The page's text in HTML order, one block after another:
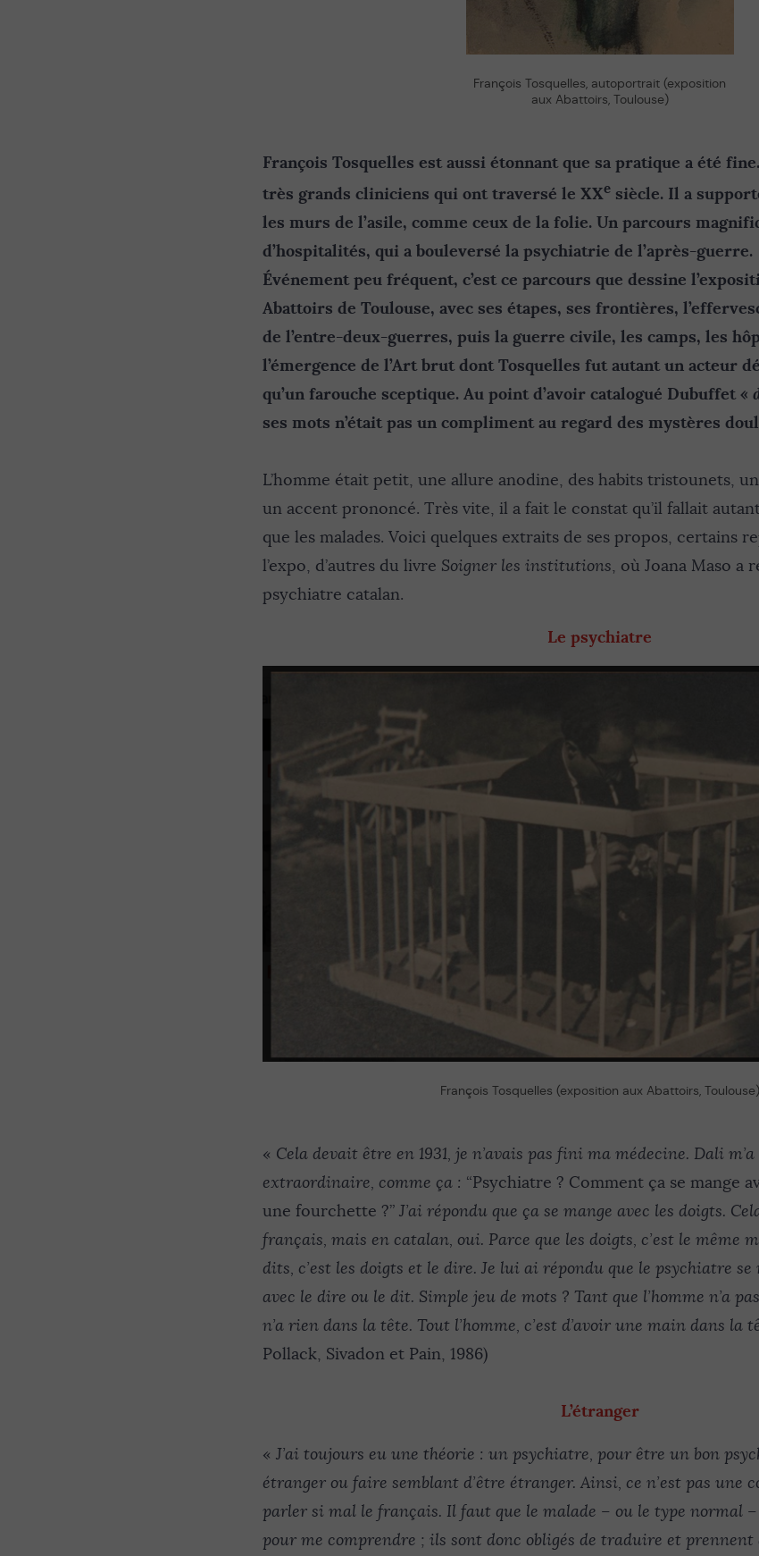
François Tosquelles, autoportrait (exposition
aux Abattoirs, Toulouse)
François Tosquelles est aussi étonnant que sa pratique a été
très grands cliniciens qui ont traversé le XXesiècle. Il a
les murs de l’asile, comme ceux de la folie. Un parcours
d’hospitalités, qui a bouleversé la psychiatrie de l’après-guerre.
Événement peu fréquent, c’est ce parcours que dessine
Abattoirs de Toulouse, avec ses étapes, ses frontières,
de l’entre-deux-guerres, puis la guerre civile, les camps, les
l’émergence de l’Art brut dont Tosquelles fut autant un acteur
qu’un farouche sceptique. Au point d’avoir catalogué Dubuffet «
ses mots n’était pas un compliment au regard des mystères
L’homme était petit, une allure anodine, des habits tristounets,
un accent prononcé. Très vite, il a fait le constat qu’il fallait
que les malades. Voici quelques extraits de ses propos, certains
l’expo, d’autres du livre Soigner les institutions, où Joana Maso a
psychiatre catalan.
Le psychiatre
François Tosquelles (exposition aux Abattoirs, Toulouse)
« Cela devait être en 1931, je n’avais pas fini ma médecine. Dali
extraordinaire, comme ça : “Psychiatre ? Comment ça se mange
une fourchette ?” J’ai répondu que ça se mange avec les doigts.
français, mais en catalan, oui. Parce que les doigts, c’est le même
dits, c’est les doigts et le dire. Je lui ai répondu que le psychiatre se
avec le dire ou le dit. Simple jeu de mots ? Tant que l’homme n’a
n’a rien dans la tête. Tout l’homme, c’est d’avoir une main dans la
Pollack, Sivadon et Pain, 1986)
L’étranger
« J’ai toujours eu une théorie : un psychiatre, pour être un bon
étranger ou faire semblant d’être étranger. Ainsi, ce n’est pas une
parler si mal le français. Il faut que le malade – ou le type normal
pour me comprendre ; ils sont donc obligés de traduire et prennent